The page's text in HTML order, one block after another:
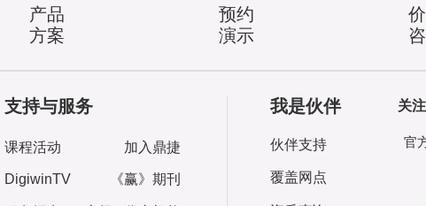
产品
方案
预约
演示
支持与服务
课程活动 加入鼎捷
DigiwinTV 《赢》期刊
我是伙伴
伙伴支持
覆盖网点
关
官